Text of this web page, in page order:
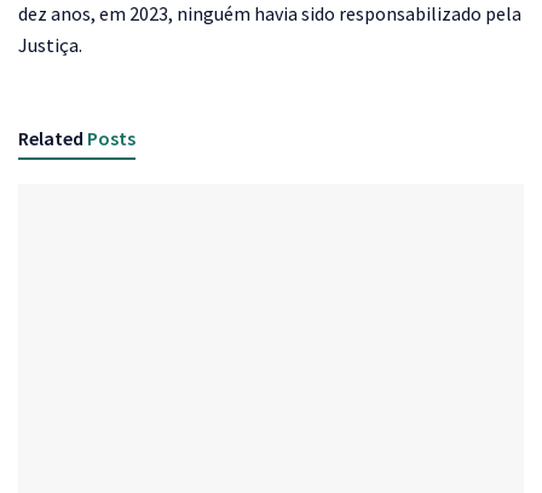
dez anos, em 2023, ninguém havia sido responsabilizado pela
Justiça.
Related Posts